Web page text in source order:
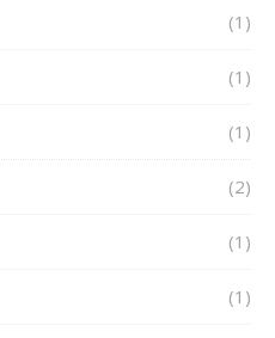
(1)
(1)
(1)
(2)
(1)
(1)